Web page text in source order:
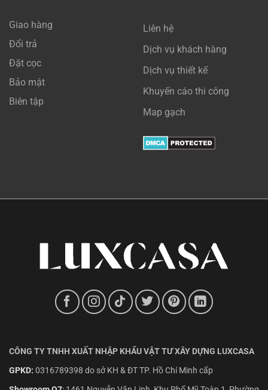
Giao hàng
Đổi trả
Đặt cọc
Bảo mật
Biên tập
Liên hệ
Dịch vụ khách hàng
Dịch vụ thiết kế
Khuyến cáo thi công
Map gạch
CÔNG TY TNHH XUẤT NHẬP KHẨU VẬT TƯ XÂY DỰNG LUXCASA
GPKD: 0316789398 do sở KH & ĐT TP. Hồ Chí Minh cấp